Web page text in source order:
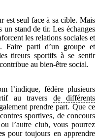
est seul face à sa cible. Mais
un stand de tir. Les échanges
les relations sociales et
Faire parti d’un groupe et
tireurs sportifs à se sentir
au bien-être social.
l’indique, fédère plusieurs
au travers de différents
prendre part. Que ce
sportives, de concours
l’autre club, vous pourrez
pour toujours en apprendre